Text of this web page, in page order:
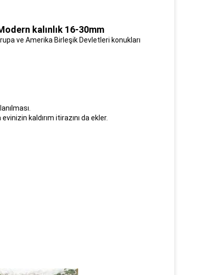
kalınlık 16-30mm
ve Amerika Birleşik Devletleri konukları
kaldırım itirazını da ekler.